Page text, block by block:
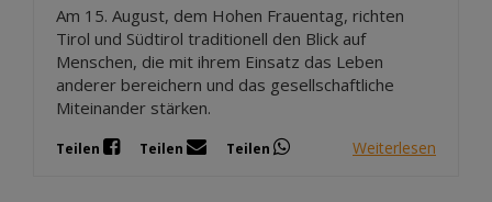
Am 15. August, dem Hohen Frauentag, richten
Tirol und Südtirol traditionell den Blick auf
Menschen, die mit ihrem Einsatz das Leben
anderer bereichern und das gesellschaftliche
Miteinander stärken.
Teilen Teilen Teilen Weiterlesen